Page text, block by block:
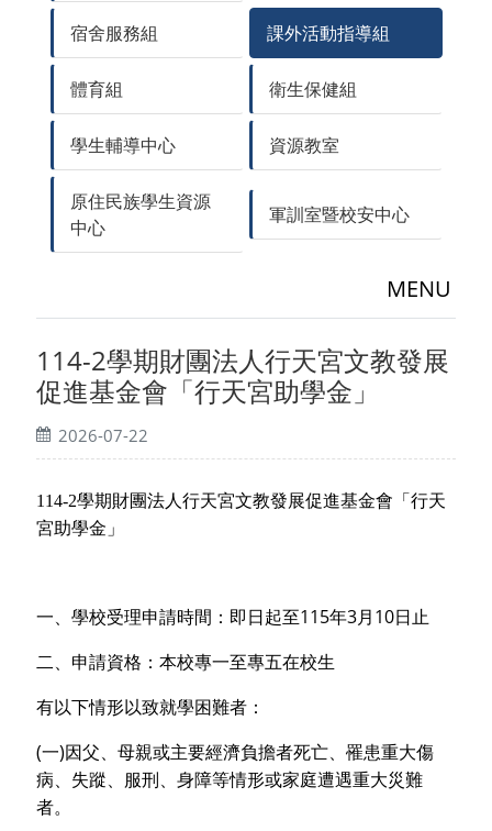
宿舍服務組 課外活動指導組
體育組 衛生保健組
學生輔導中心 資源教室
原住民族學生資源
中心
軍訓室暨校安中心
MENU
114-2學期財團法人行天宮文教發展
促進基金會「行天宮助學金」
2026-07-22
114-2學期財團法人行天宮文教發展促進基金會「行天
宮助學金」
一、學校受理申請時間：即日起至115年3月 10日止
二、申請資格：本校專一至專五在校生
有以下情形以致就學困難者：
(一)因父、母親或主要經濟負擔者死亡、罹患重大傷
病、失蹤、服刑、身障等情形或家庭遭遇重大災難
者。